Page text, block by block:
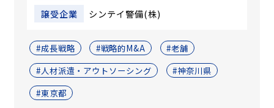
譲受企業
シンテイ警備(株)
#成長戦略 #戦略的M&A
#老舗
#人材派遣・アウトソーシング
#神奈川県
#東京都